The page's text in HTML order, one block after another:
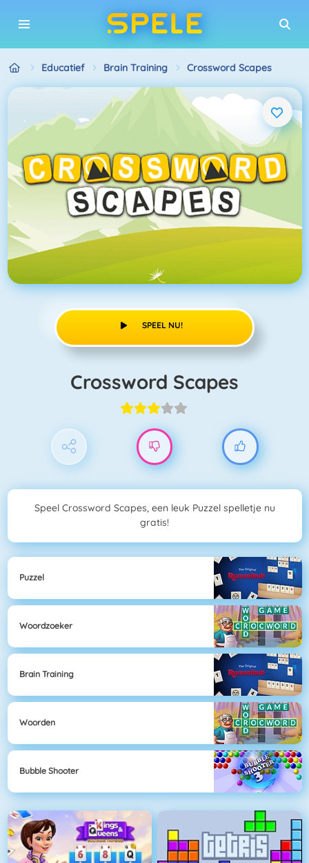
Educatief Brain Training Crossword Scapes
SPEEL NU!
Crossword Scapes
Speel Crossword Scapes, een leuk Puzzel spelletje nu
gratis!
Puzzel
Woordzoeker
Brain Training
Woorden
Bubble Shooter